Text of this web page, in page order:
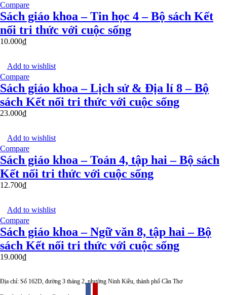
Compare
Sách giáo khoa – Tin học 4 – Bộ sách Kết
nối tri thức với cuộc sống
10.000₫
Add to wishlist
Compare
Sách giáo khoa – Lịch sử & Địa lí 8 – Bộ
sách Kết nối tri thức với cuộc sống
23.000₫
Add to wishlist
Compare
Sách giáo khoa – Toán 4, tập hai – Bộ sách
Kết nối tri thức với cuộc sống
12.700₫
Add to wishlist
Compare
Sách giáo khoa – Ngữ văn 8, tập hai – Bộ
sách Kết nối tri thức với cuộc sống
19.000₫
Địa chỉ: Số 162D, đường 3 tháng 2, phường Ninh Kiều, thành phố Cần Thơ